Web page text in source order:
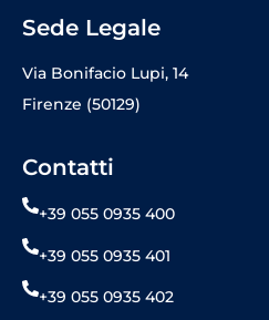
Sede Legale
Via Bonifacio Lupi, 14
Firenze (50129)
Contatti
+39 055 0935 400
+39 055 0935 401
+39 055 0935 402